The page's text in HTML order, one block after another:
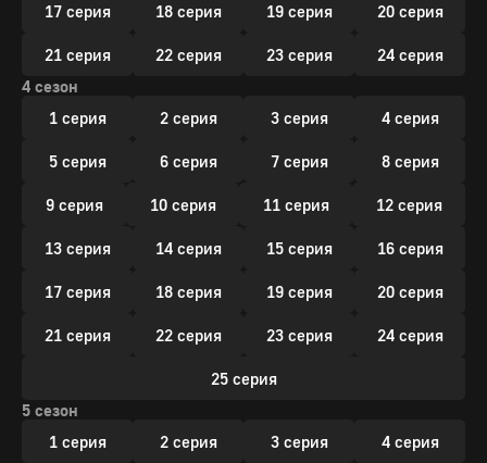
17 серия 18 серия 19 серия 20 серия
21 серия 22 серия 23 серия
24 серия
4 сезон
1 серия
2 серия 3 серия 4 серия
5 серия 6 серия 7 серия 8 серия
9 серия 10 серия 11 серия 12 серия
13 серия 14 серия 15 серия 16 серия
17 серия 18 серия 19 серия 20 серия
21 серия 22 серия 23 серия 24 серия
25 серия
5 сезон
1 серия
2 серия 3 серия 4 серия